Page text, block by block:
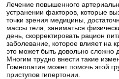
Лечение повышенного
устранении факторов, которые
точки зрения медицины,
массы тела, заниматься
день, скорректировать рацион
заболевание, которое влияет на
это может быть довольно сложно
Многим трудно внести такие
Гомеопатия может помочь этой
приступов гипертонии.